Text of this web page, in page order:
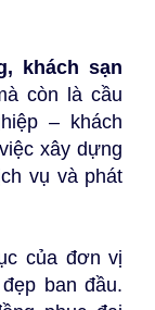
khách sạn
còn là cầu
– khách
xây dựng
vụ và phát
của đơn vị
ban đầu.